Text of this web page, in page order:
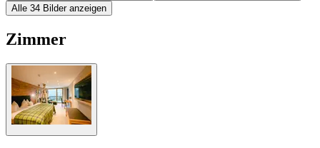
Alle 34 Bilder anzeigen
Zimmer